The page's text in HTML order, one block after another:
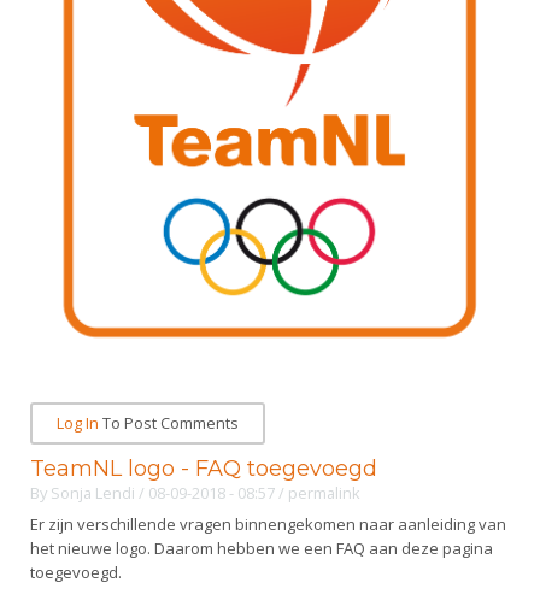
Log In To Post Comments
TeamNL logo - FAQ toegevoegd
By Sonja Lendi / 08-09-2018 - 08:57/ permalink
Er zijn verschillende vragen binnengekomen naar aanleiding van
het nieuwe logo. Daarom hebben we een FAQ aan deze pagina
toegevoegd.